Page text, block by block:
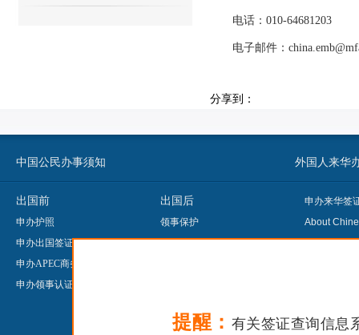
电话：010-64681203
电子邮件：
分享到：
中国公民办事须知 外国人来华
出国前
申办护照
申办出国签证
申办APEC商务旅行卡
申办领事认证
出国后
领事保护
申办护照/旅行证
申办来华签
About
申办领事认
提醒： 有关签证查询信息